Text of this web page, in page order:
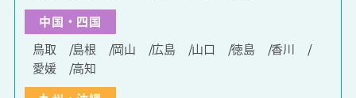
中国・四国
鳥取
島根 岡山 広島 山口 徳島
香川
愛媛
高知